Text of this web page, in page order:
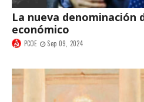
La nueva denominación
económico
PCOE Sep 09, 2024